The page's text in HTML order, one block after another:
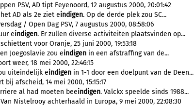
PSV, AD tipt Feyenoord, 12 augustus 2000, 20:01:42
AD als 2e ziet eindigen. Op de derde plek zou SC...
/ Open Dag PSV, 7 augustus 2000, 08:58:06
eindigen. Er zullen diverse activiteiten plaatsvinden op...
voor Oranje, 25 juni 2000, 19:53:18
Joegoslavie zou eindigen in een afstraffing van de...
weer, 18 mei 2000, 22:46:15
uiteindelijk eindigen in 1-1 door een doelpunt van de Deen...
bij afscheid, 14 mei 2000, 15:15:17
al had moeten beeindigen. Valckx speelde sinds 1988...
Nistelrooy achterhaald in Europa, 9 mei 2000, 22:08:30